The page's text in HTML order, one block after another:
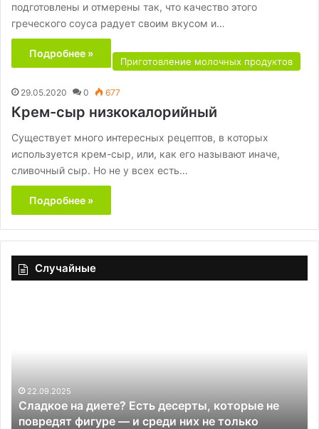
подготовлены и отмерены так, что качество этого
греческого соуса радует своим вкусом и…
Подробнее »
Приготовление молочных продуктов
29.05.2020 0 677
Крем-сыр низкокалорийный
Существует много интересных рецептов, в которых
используется крем-сыр, или, как его называют иначе,
сливочный сыр. Но не у всех есть…
Подробнее »
Случайные
не
повредят
фигуре
22.09.2025
Сладкое на диете? Есть десерты, которые не
повредят фигуре — и среди них не только